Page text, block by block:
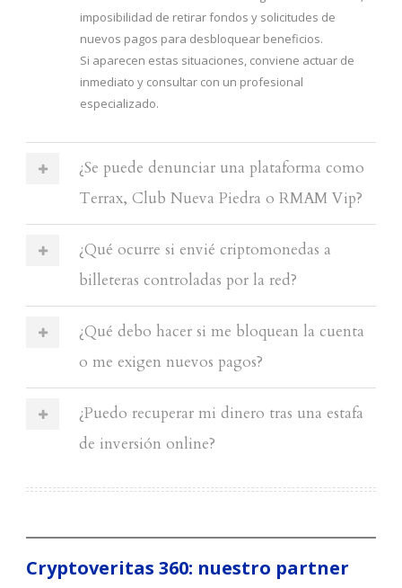
imposibilidad de retirar fondos y solicitudes de
nuevos pagos para desbloquear beneficios.
Si aparecen estas situaciones, conviene actuar de
inmediato y consultar con un profesional
especializado.
¿Se puede denunciar una plataforma como
Terrax, Club Nueva Piedra o RMAM Vip?
¿Qué ocurre si envié criptomonedas a
billeteras controladas por la red?
¿Qué debo hacer si me bloquean la cuenta
o me exigen nuevos pagos?
¿Puedo recuperar mi dinero tras una estafa
de inversión online?
Cryptoveritas 360: nuestro partner